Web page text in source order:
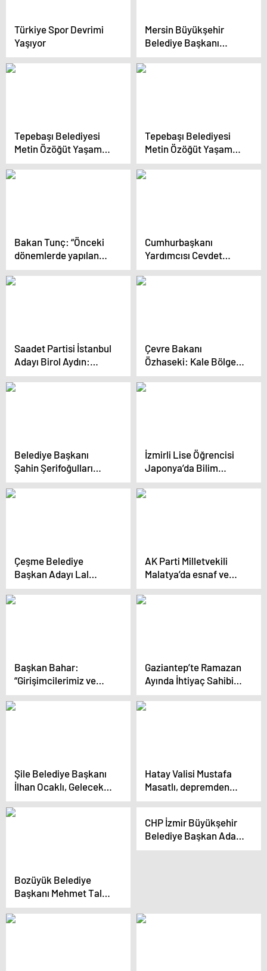
Türkiye Spor Devrimi
Yaşıyor
Mersin Büyükşehir
Belediye Başkanı
Vahap Seçer: Mersin
Metrosu
Tepebaşı Belediyesi
Metin Özöğüt Yaşam
Merkezi Açıldı
Tepebaşı Belediyesi
Metin Özöğüt Yaşam
Merkezi Açıldı
Bakan Tunç: “Önceki
dönemlerde yapılan
değişiklikler
anayasadaki vesayetçi
Cumhurbaşkanı
Yardımcısı Cevdet
Yılmaz: Antalya’ya her
türlü desteği verdik
Saadet Partisi İstanbul
Adayı Birol Aydın:
“Bizim Bir İstanbul
Tasavvurumuz Var,
Çevre Bakanı
Özhaseki: Kale Bölgesi
Yenileme Projesi için 1
milyar lirayı geçen bir
Belediye Başkanı
Şahin Şerifoğulları
‘Yeni Yüzyılda Elazığ
Vizyonunu’ tanıttı
İzmirli Lise Öğrencisi
Japonya’da Bilim
Seferine Katılacak
Çeşme Belediye
Başkan Adayı Lal
Denizli: “Birlikte
Çeşme Diyeceğiz,
AK Parti Milletvekili
Malatya’da esnaf ve
vatandaşlarla bir araya
geldi
Başkan Bahar:
“Girişimcilerimiz ve
yatırımcılarımız bu
etkinlikte bir araya
Gaziantep’te Ramazan
Ayında İhtiyaç Sahibi
Vatandaşlara Destek
Projesi
Şile Belediye Başkanı
İlhan Ocaklı, Gelecek
Dönem Projelerini
Anlattı
Hatay Valisi Mustafa
Masatlı, depremden
etkilenen tarihi
değerlendirdi
Bozüyük Belediye
Başkanı Mehmet Talat
Bakkalcıoğlu, Yeni
Küçük Sanayi Merkezi
CHP İzmir Büyükşehir
Belediye Başkan Adayı
Cemil Tugay: “İzmir’de